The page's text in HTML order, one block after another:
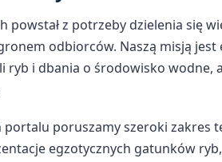
powstał z potrzeby dzielenia się
odbiorców. Naszą misją
ryb i dbania o środowisko wodne,
portalu poruszamy szeroki zakres
egzotycznych gatunków